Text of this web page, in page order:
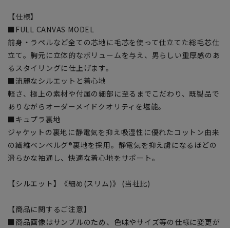
【仕様】
■FULL CANVAS MODEL
前身・ラペルなど全ての芯地に毛芯を使って仕立てた総毛芯仕
立て。胸元に立体的なボリュームを与え、男らしい重厚感のあ
るスタイリングに仕上げます。
■流麗なシルエットと着心地
軽さ、極上の素材や付属の細部に至るまでこだわり、既製品で
ありながらオーダーメイドクオリティを堪能。
■キュプラ裏地
ジャケットの裏地に静電気を抑え吸湿性に優れたコットン由来
の繊維ベンベルグ®裏地を採用。静電気を抑え虜になるほどの
滑らかな袖通し、快適な着心地をサポート。
【シルエット】《細め(スリム)》 (当社比)
【商品に関するご注意】
■商品画像はサンプルのため、色味やサイズ等の仕様に変更が